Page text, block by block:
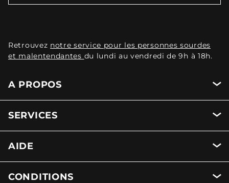
Retrouvez notre service pour les personnes sourdes
et malentendantes du lundi au vendredi de 9h à 18h.
A PROPOS
SERVICES
AIDE
CONDITIONS